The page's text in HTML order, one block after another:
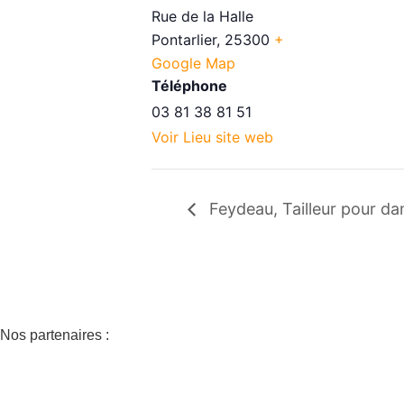
Rue de la Halle
Pontarlier, 25300 +
Google Map
Téléphone
03 81 38 81 51
Voir Lieu site web
Feydeau, Tailleur pour
Nos partenaires :